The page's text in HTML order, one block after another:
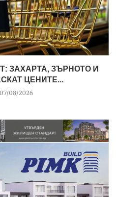
ЗАХАРТА, ЗЪРНОТО И
ЦЕНИТЕ...
08/2026